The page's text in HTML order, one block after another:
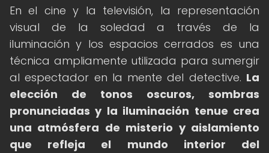
En el cine y la televisión, la representación
visual de la soledad a través de la
iluminación y los espacios cerrados es una
técnica ampliamente utilizada para sumergir
al espectador en la mente del detective. La
elección de tonos oscuros, sombras
pronunciadas y la iluminación tenue crea
una atmósfera de misterio y aislamiento
que refleja el mundo interior del